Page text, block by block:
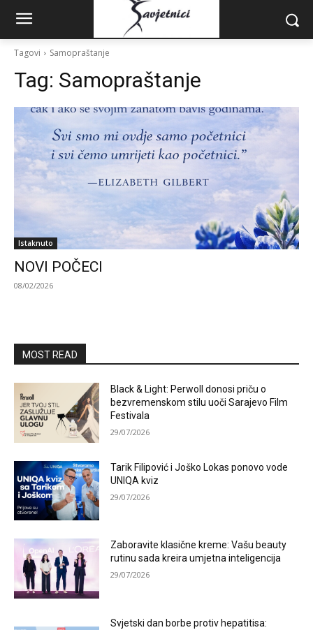
Tagovi Samopraštanje
Tag: Samopraštanje
Istaknuto
NOVI POČECI
08/02/2026
MOST READ
Black & Light: Perwoll donosi priču o
bezvremenskom stilu uoči Sarajevo Film
Festivala
29/07/2026
Tarik Filipović i Joško Lokas ponovo vode
UNIQA kviz
29/07/2026
Zaboravite klasične kreme: Vašu beauty
rutinu sada kreira umjetna inteligencija
29/07/2026
Svjetski dan borbe protiv hepatitisa: